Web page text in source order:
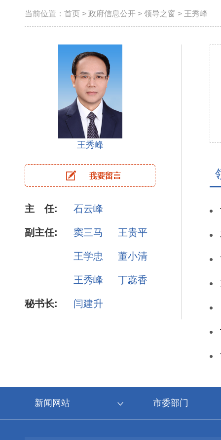
当前位置： 首页 > 政府信息公开 > 领导之窗 > 王秀峰
王秀峰
主 任: 石云峰
副主任: 窦三马 王贵平
王学忠 董小清
王秀峰 丁蕊香
秘书长: 闫建升
新闻网站 市委部门